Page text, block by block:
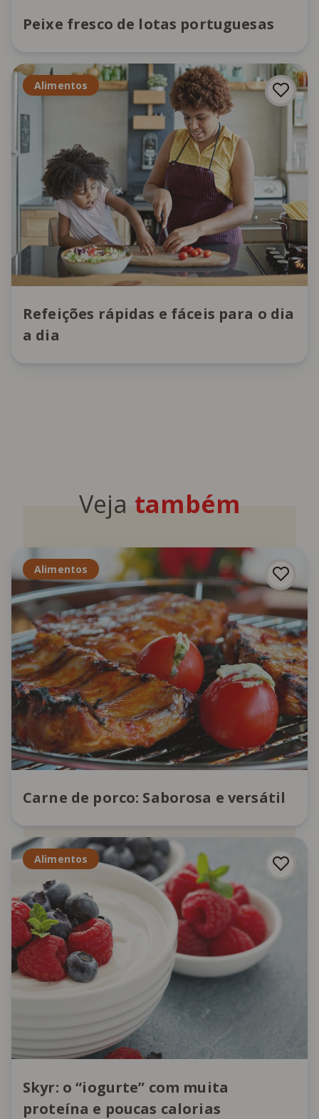
Peixe fresco de lotas portuguesas
Alimentos
Refeições rápidas e fáceis para o dia
a dia
Veja também
Alimentos
Carne de porco: Saborosa e versátil
Alimentos
Skyr: o “iogurte” com muita
proteína e poucas calorias